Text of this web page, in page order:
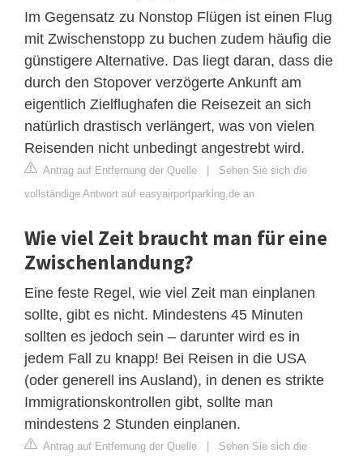
Im Gegensatz zu Nonstop Flügen ist einen Flug
mit Zwischenstopp zu buchen zudem häufig die
günstigere Alternative. Das liegt daran, dass die
durch den Stopover verzögerte Ankunft am
eigentlich Zielflughafen die Reisezeit an sich
natürlich drastisch verlängert, was von vielen
Reisenden nicht unbedingt angestrebt wird.
Antrag auf Entfernung der Quelle | Sehen Sie sich die
vollständige Antwort auf easyairportparking.de an
Wie viel Zeit braucht man für eine
Zwischenlandung?
Eine feste Regel, wie viel Zeit man einplanen
sollte, gibt es nicht. Mindestens 45 Minuten
sollten es jedoch sein – darunter wird es in
jedem Fall zu knapp! Bei Reisen in die USA
(oder generell ins Ausland), in denen es strikte
Immigrationskontrollen gibt, sollte man
mindestens 2 Stunden einplanen.
Antrag auf Entfernung der Quelle | Sehen Sie sich die